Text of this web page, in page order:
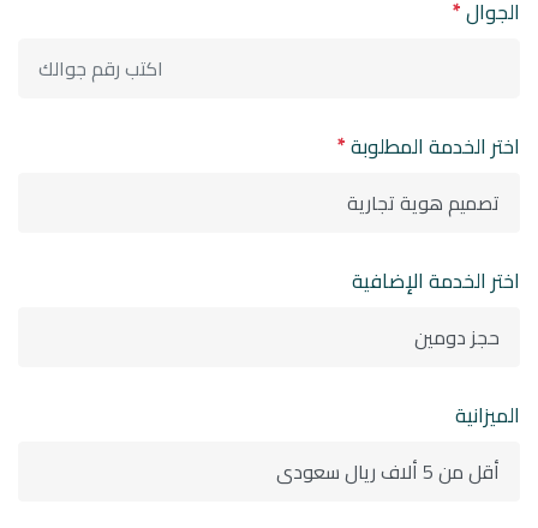
الجوال*
اختر الخدمة المطلوبة*
اختر الخدمة الإضافية
الميزانية